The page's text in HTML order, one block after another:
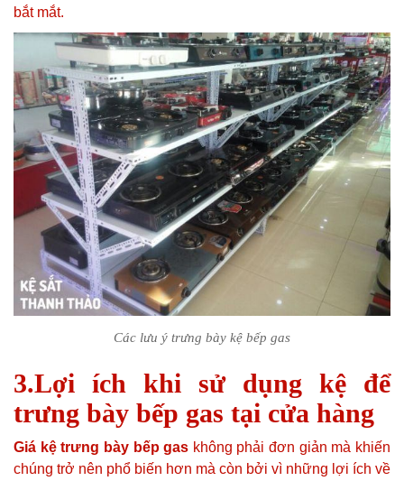
bắt mắt.
Các lưu ý trưng bày kệ bếp gas
3.Lợi ích khi sử dụng kệ để
trưng bày bếp gas tại cửa hàng
Giá kệ trưng bày bếp gas không phải đơn giản mà khiến
chúng trở nên phổ biến hơn mà còn bởi vì những lợi ích về